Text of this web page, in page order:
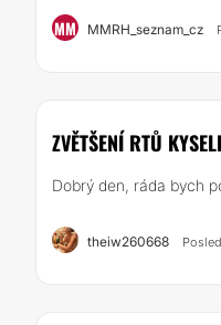
MM MMRH_seznam_cz
ZVĚTŠENÍ RTŮ
Dobrý den, ráda bych
theiw260668